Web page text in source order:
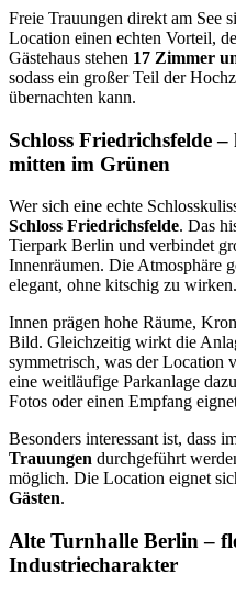
Freie Trauungen direkt am See
Location einen echten Vorteil,
Gästehaus stehen 17 Zimmer
sodass ein großer Teil der
übernachten kann.
Schloss Friedrichsfelde –
mitten im Grünen
Wer sich eine echte
Schloss Friedrichsfelde. Das
Tierpark Berlin und verbindet
Innenräumen. Die Atmosphäre
elegant, ohne kitschig zu wirken.
Innen prägen hohe Räume,
Bild. Gleichzeitig wirkt die
symmetrisch, was der Location
eine weitläufige Parkanlage
Fotos oder einen Empfang
Besonders interessant ist, dass
Trauungen durchgeführt
möglich. Die Location eignet
Gästen.
Alte Turnhalle Berlin –
Industriecharakter